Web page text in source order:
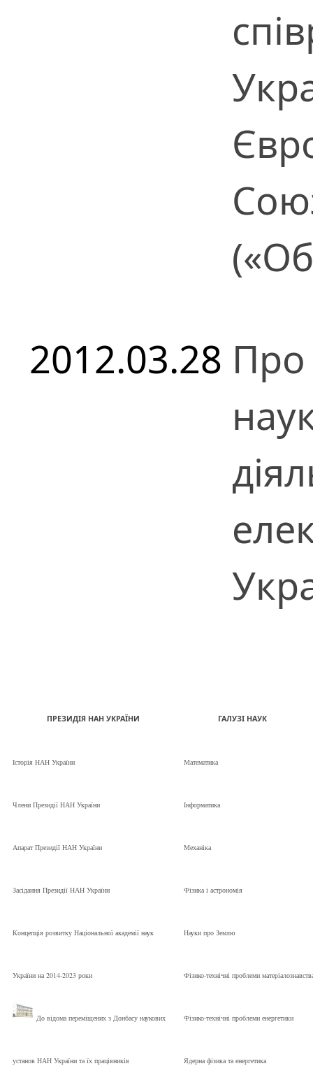
2012.03.28 Про
ПРЕЗИДІЯ НАН УКРАЇНИ
Історія НАН України
Члени Президії НАН України
Апарат Президії НАН України
Засідання Президії НАН України
Концепція розвитку Національної академії наук
України на 2014-2023 роки
До відома переміщених з Донбасу наукових
установ НАН України та їх працівників
ГАЛУЗІ НАУК
Математика
Інформатика
Механіка
Фізика і астрономія
Науки про Землю
Фізико-технічні проблеми
Фізико-технічні проблеми енергетики
Ядерна фізика та енергетика